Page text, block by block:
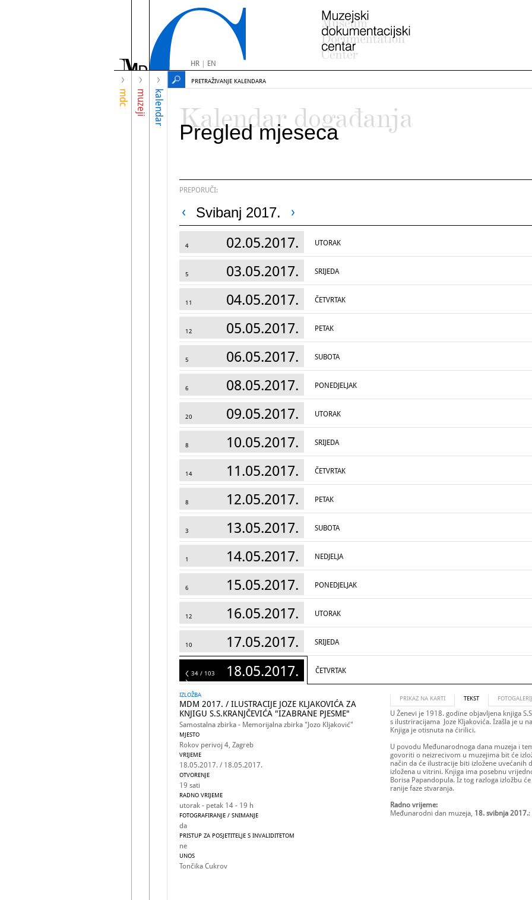
HR| EN
mdc muzeji kalendar
PRETRAŽIVANJE KALENDARA
Kalendar događanja
Pregled mjeseca
PREPORUČI:
Svibanj 2017.
4 02.05.2017. UTORAK
5 03.05.2017. SRIJEDA
11 04.05.2017. ČETVRTAK
12 05.05.2017. PETAK
5 06.05.2017. SUBOTA
6 08.05.2017. PONEDJELJAK
20 09.05.2017. UTORAK
8 10.05.2017. SRIJEDA
14 11.05.2017. ČETVRTAK
8 12.05.2017. PETAK
3 13.05.2017. SUBOTA
1 14.05.2017. NEDJELJA
6 15.05.2017. PONEDJELJAK
12 16.05.2017. UTORAK
10 17.05.2017. SRIJEDA
103 18.05.2017. ČETVRTAK
34 / 103
IZLOŽBA
MDM 2017. / ILUSTRACIJE JOZE KLJAKOVIĆA ZA
KNJIGU S.S.KRANJČEVIĆA "IZABRANE PJESME"
Samostalna zbirka - Memorijalna zbirka "Jozo Kljaković"
MJESTO
Rokov perivoj 4, Zagreb
VRIJEME
18.05.2017. / 18.05.2017.
OTVORENJE
19 sati
RADNO VRIJEME
utorak - petak 14 - 19 h
FOTOGRAFIRANJE / SNIMANJE
da
PRISTUP ZA POSJETITELJE S INVALIDITETOM
ne
UNOS
Tončika Cukrov
PRIKAZ NA KARTI TEKST
U Ženevi je 1918. godine objavljena knjiga
s ilustriracijama Joze Kljakovića. Izašla je u
Knjiga je otisnuta na ćirilici.
U povodu Međunarodnoga dana muzeja i
govoriti o neizrecivom u muzejima bit će
način da će ilustracije biti izložene uvećanih
izložena u vitrini. Knjiga ima posebnu
Borisa Papandopula. Iz tog razloga izložbu
ranije faze stvaranja.
Radno vrijeme:
Međunarodni dan muzeja, 18. svibnja 2017.: